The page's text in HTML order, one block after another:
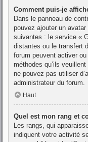
Comment puis-je
Dans le panneau de
pouvez ajouter un
suivantes : le service «
distantes ou le transfert
forum peuvent activer
méthodes qu’ils
ne pouvez pas utiliser
administrateur du forum.
Haut
Quel est mon rang et
Les rangs, qui
indiquent votre activité